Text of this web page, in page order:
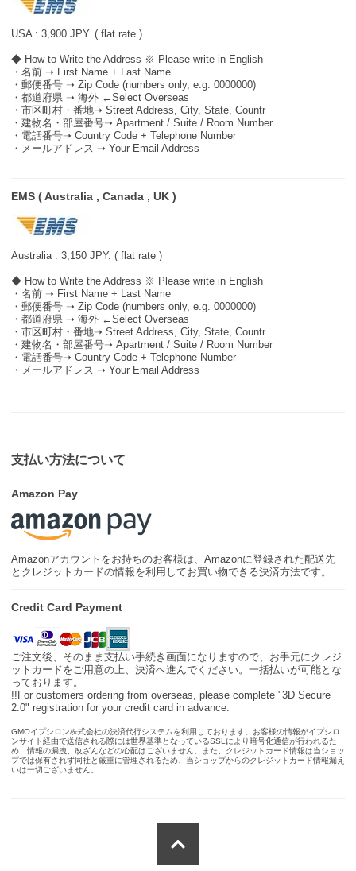
USA : 3,900 JPY. ( flat rate )
◆ How to Write the Address ※ Please write in English
・名前 ➝ First Name + Last Name
・郵便番号 ➝ Zip Code (numbers only, e.g. 0000000)
・都道府県 ➝ 海外 ←Select Overseas
・市区町村・番地➝ Street Address, City, State, Countr
・建物名・部屋番号➝ Apartment / Suite / Room Number
・電話番号➝ Country Code + Telephone Number
・メールアドレス ➝ Your Email Address
EMS ( Australia , Canada , UK )
Australia : 3,150 JPY. ( flat rate )
◆ How to Write the Address ※ Please write in English
・名前 ➝ First Name + Last Name
・郵便番号 ➝ Zip Code (numbers only, e.g. 0000000)
・都道府県 ➝ 海外 ←Select Overseas
・市区町村・番地➝ Street Address, City, State, Countr
・建物名・部屋番号➝ Apartment / Suite / Room Number
・電話番号➝ Country Code + Telephone Number
・メールアドレス ➝ Your Email Address
支払い方法について
Amazon Pay
Amazonアカウントをお持ちのお客様は、Amazonに登録された配送先
とクレジットカードの情報を利用してお買い物できる決済方法です。
Credit Card Payment
ご注文後、そのまま支払い手続き画面になりますので、お手元にクレジ
ットカードをご用意の上、決済へ進んでください。一括払いが可能とな
っております。
!!For customers ordering from overseas, please complete "3D Secure
2.0" registration for your credit card in advance.
GMOイプシロン株式会社の決済代行システムを利用しております。お客様の情報がイプシロ
ンサイト経由で送信される際には世界基準となっているSSLにより暗号化通信が行われるた
め、情報の漏洩、改ざんなどの心配はございません。また、クレジットカード情報は当ショッ
プでは保有されず同社と厳重に管理されるため、当ショップからのクレジットカード情報漏え
いは一切ございません。